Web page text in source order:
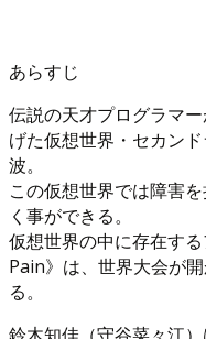
あらすじ
伝説の天才プログラマ
げた仮想世界・セカン
波。
この仮想世界では障害
く事ができる。
仮想世界の中に存在す
Pain》は、世界大会が
る。
鈴木知佳（守谷菜々江